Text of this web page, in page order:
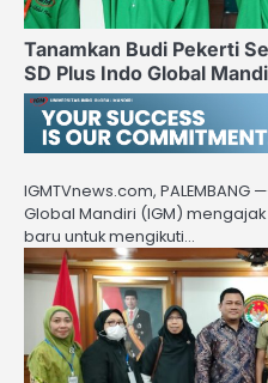
Tanamkan Budi Pekerti
SD Plus Indo Global
IGMTVnews.com,
Global Mandiri (IGM)
baru untuk mengikuti…